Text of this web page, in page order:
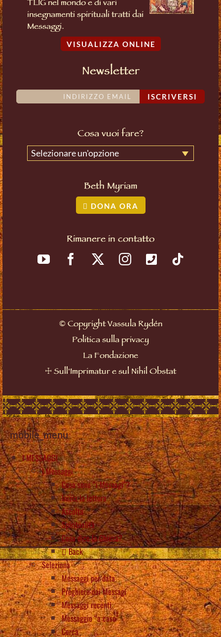
TLIG nel mondo e di vari
insegnamenti spirituali tratti dai
Messaggi.
VISUALIZZA ONLINE
Newsletter
ISCRIVERSI
Cosa vuoi fare?
Selezionare un'opzione
Beth Myriam
DONA ORA
Rimanere in contatto
©Copyright Vassula Rydén
Politica sulla privacy
La Fondazione
☩ Sull'Imprimatur e sul Nihil Obstat
mobile_menu
I MESSAGGI
I Messaggi
Cosa sono “i Messagi”?
Inizia la lettura
Ascolta
Spiritualità
Cosa dice la Chiesa?
Back
Seleziona
Messaggi per data
Preghiere dai Messagi
Messaggi recenti
Messaggio “a caso”
Cerca